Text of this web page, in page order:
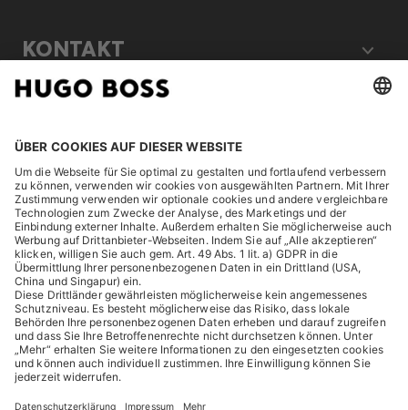
KONTAKT
ENTDECKEN
HUGO BOSS Corporate